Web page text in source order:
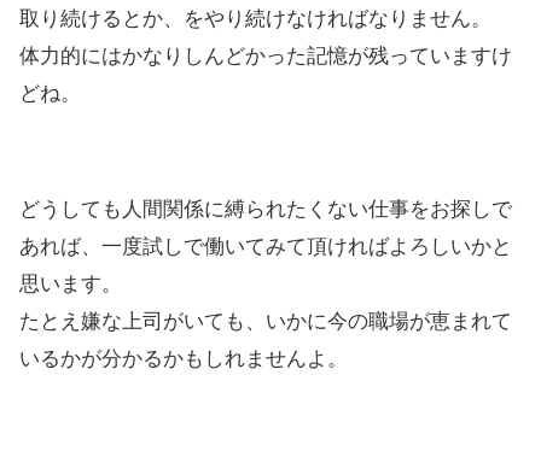
取り続けるとか、をやり続けなければなりません。
体力的にはかなりしんどかった記憶が残っていますけ
どね。
どうしても人間関係に縛られたくない仕事をお探しで
あれば、一度試しで働いてみて頂ければよろしいかと
思います。
たとえ嫌な上司がいても、いかに今の職場が恵まれて
いるかが分かるかもしれませんよ。